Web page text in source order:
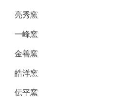
亮秀窯
一峰窯
金善窯
皓洋窯
伝平窯